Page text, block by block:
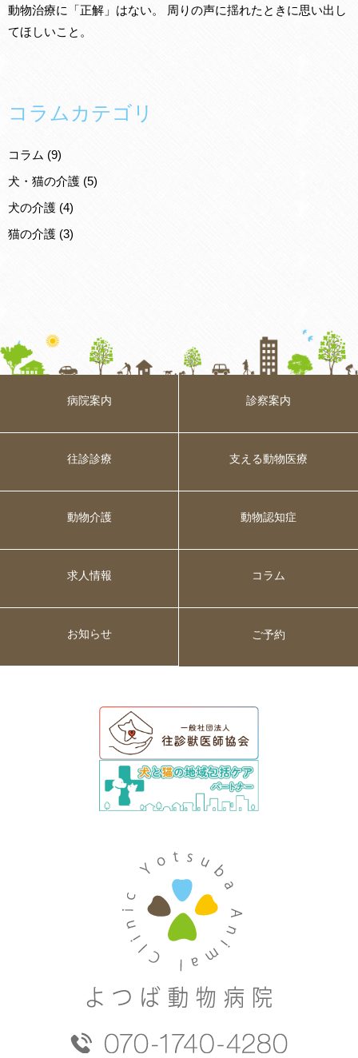
動物治療に「正解」はない。 周りの声に揺れたときに思い出し
てほしいこと。
コラムカテゴリ
コラム (9)
犬・猫の介護 (5)
犬の介護 (4)
猫の介護 (3)
病院案内 診察案内
往診診療 支える動物医療
動物介護 動物認知症
求人情報 コラム
お知らせ ご予約